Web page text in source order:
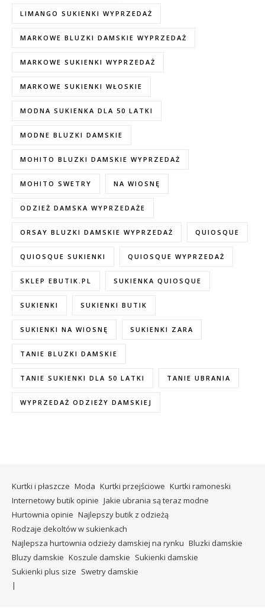
LIMANGO SUKIENKI WYPRZEDAŻ
MARKOWE BLUZKI DAMSKIE WYPRZEDAŻ
MARKOWE SUKIENKI WYPRZEDAŻ
MARKOWE SUKIENKI WŁOSKIE
MODNA SUKIENKA DLA 50 LATKI
MODNE BLUZKI DAMSKIE
MOHITO BLUZKI DAMSKIE WYPRZEDAŻ
MOHITO SWETRY NA WIOSNĘ
ODZIEŻ DAMSKA WYPRZEDAŻE
ORSAY BLUZKI DAMSKIE WYPRZEDAŻ QUIOSQUE
QUIOSQUE SUKIENKI QUIOSQUE WYPRZEDAŻ
SKLEP EBUTIK.PL SUKIENKA QUIOSQUE
SUKIENKI SUKIENKI BUTIK
SUKIENKI NA WIOSNĘ SUKIENKI ZARA
TANIE BLUZKI DAMSKIE
TANIE SUKIENKI DLA 50 LATKI TANIE UBRANIA
WYPRZEDAŻ ODZIEŻY DAMSKIEJ
Kurtki i płaszcze Moda Kurtki przejściowe Kurtki ramoneski
Internetowy butik opinie Jakie ubrania są teraz modne
Hurtownia opinie Najlepszy butik z odzieżą
Rodzaje dekoltów w sukienkach
Najlepsza hurtownia odzieży damskiej na rynku Bluzki damskie
Bluzy damskie Koszule damskie Sukienki damskie
Sukienki plus size Swetry damskie